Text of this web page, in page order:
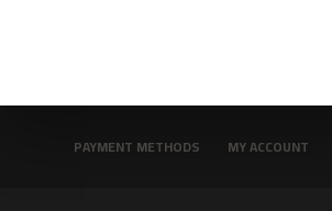
MY ACCOUNT
PAYMENT METHODS